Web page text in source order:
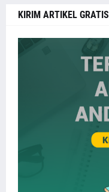
KIRIM ARTIKEL GRATIS